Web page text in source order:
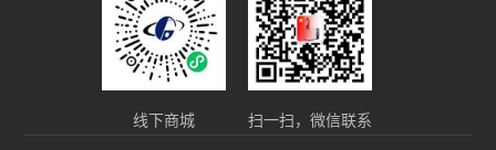
线下商城 扫一扫，微信联系